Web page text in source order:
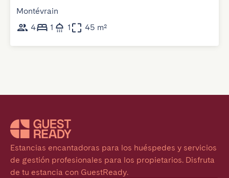
Montévrain
4
1 1 45 m²
Estancias encantadoras para los huéspedes y servicios
de gestión profesionales para los propietarios. Disfruta
de tu estancia con GuestReady.